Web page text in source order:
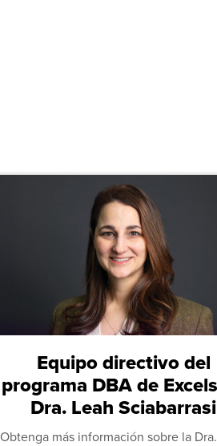
Equipo directivo del
programa DBA de
Dra. Leah Sciabarrasi
Obtenga más información sobre la